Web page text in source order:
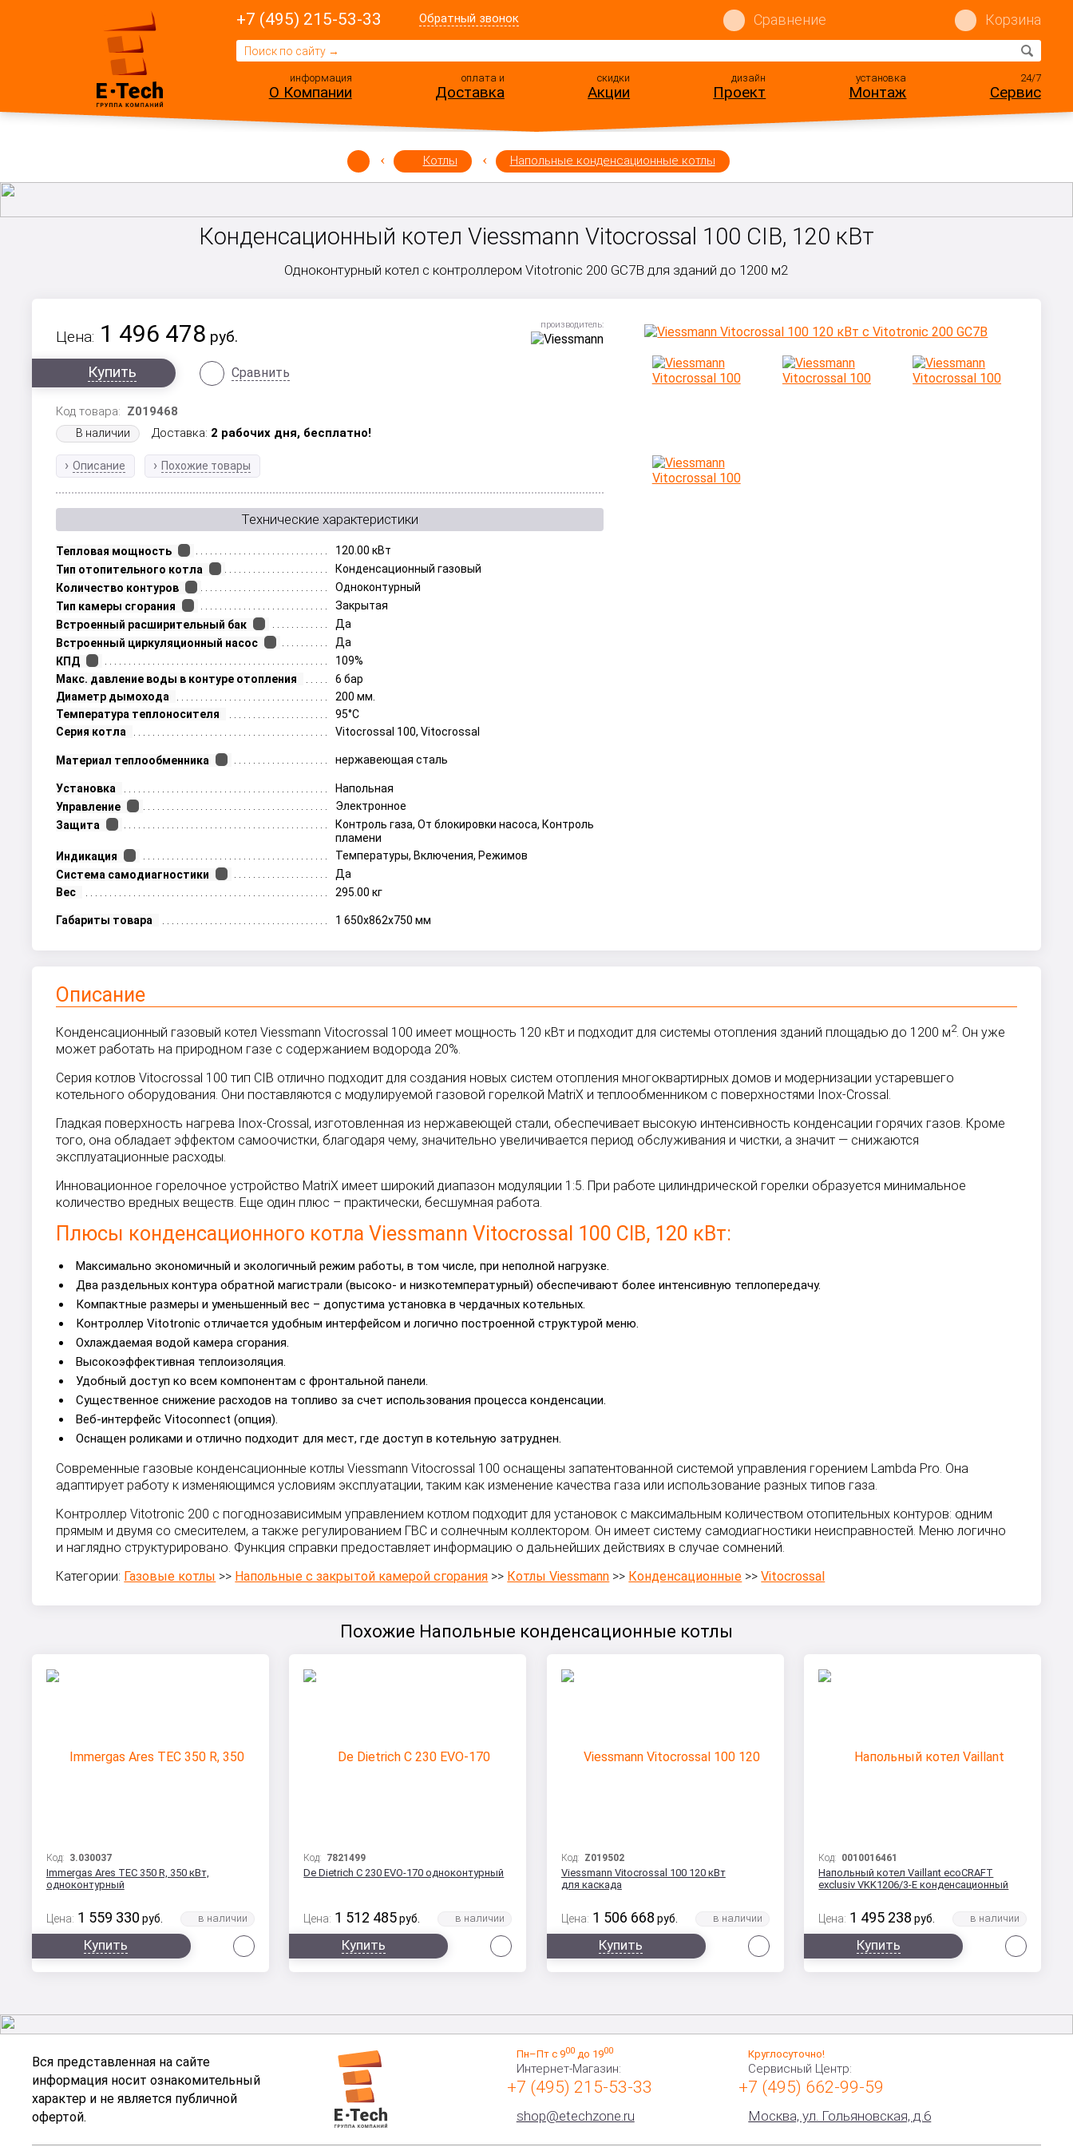
+7 (495) 215-53-33 Обратный звонок Сравнение Корзина
информация
О Компании
оплата и
Доставка
скидки
Акции
дизайн
Проект
установка
Монтаж
24/7
Сервис
Котлы Напольные конденсационные котлы
Конденсационный котел Viessmann Vitocrossal 100 CIB, 120 кВт
Одноконтурный котел с контроллером Vitotronic 200 GC7B для зданий до 1200 м2
Цена: 1 496 478 руб.
Купить
Сравнить
Код товара: Z019468
В наличии Доставка: 2 рабочих дня, бесплатно!
Описание Похожие товары
Технические характеристики
Тепловая мощность
120.00 кВт
Тип отопительного котла
Конденсационный газовый
Количество контуров
Одноконтурный
Тип камеры сгорания
Закрытая
Встроенный расширительный бак
Да
Встроенный циркуляционный насос
Да
КПД
109%
Макс. давление воды в контуре отопления
6 бар
Диаметр дымохода
200 мм.
Температура теплоносителя
95°С
Серия котла
Vitocrossal 100, Vitocrossal
Материал теплообменника нержавеющая сталь
Установка
Напольная
Управление
Электронное
Защита
Контроль газа, От блокировки насоса, Контроль
пламени
Индикация
Температуры, Включения, Режимов
Система самодиагностики
Да
Вес
295.00 кг
Габариты товара 1 650x862x750 мм
Описание
Конденсационный газовый котел Viessmann Vitocrossal 100 имеет мощность 120 кВт и подходит для системы отопления зданий площадью до 1200 м2. Он уже
может работать на природном газе с содержанием водорода 20%.
Серия котлов Vitocrossal 100 тип CIB отлично подходит для создания новых систем отопления многоквартирных домов и модернизации устаревшего
котельного оборудования. Они поставляются с модулируемой газовой горелкой MatriX и теплообменником с поверхностями Inox-Crossal.
Гладкая поверхность нагрева Inox-Crossal, изготовленная из нержавеющей стали, обеспечивает высокую интенсивность конденсации горячих газов. Кроме
того, она обладает эффектом самоочистки, благодаря чему, значительно увеличивается период обслуживания и чистки, а значит — снижаются
эксплуатационные расходы.
Инновационное горелочное устройство MatriX имеет широкий диапазон модуляции 1:5. При работе цилиндрической горелки образуется минимальное
количество вредных веществ. Еще один плюс – практически, бесшумная работа.
Плюсы конденсационного котла Viessmann Vitocrossal 100 CIB, 120 кВт:
Максимально экономичный и экологичный режим работы, в том числе, при неполной нагрузке.
Два раздельных контура обратной магистрали (высоко- и низкотемпературный) обеспечивают более интенсивную теплопередачу.
Компактные размеры и уменьшенный вес – допустима установка в чердачных котельных.
Контроллер Vitotronic отличается удобным интерфейсом и логично построенной структурой меню.
Охлаждаемая водой камера сгорания.
Высокоэффективная теплоизоляция.
Удобный доступ ко всем компонентам с фронтальной панели.
Существенное снижение расходов на топливо за счет использования процесса конденсации.
Веб-интерфейс Vitoconnect (опция).
Оснащен роликами и отлично подходит для мест, где доступ в котельную затруднен.
Современные газовые конденсационные котлы Viessmann Vitocrossal 100 оснащены запатентованной системой управления горением Lambda Pro. Она
адаптирует работу к изменяющимся условиям эксплуатации, таким как изменение качества газа или использование разных типов газа.
Контроллер Vitotronic 200 с погоднозависимым управлением котлом подходит для установок с максимальным количеством отопительных контуров: одним
прямым и двумя со смесителем, а также регулированием ГВС и солнечным коллектором. Он имеет систему самодиагностики неисправностей. Меню логично
и наглядно структурировано. Функция справки предоставляет информацию о дальнейших действиях в случае сомнений.
Категории: Газовые котлы >> Напольные с закрытой камерой сгорания >> Котлы Viessmann >> Конденсационные >>Vitocrossal
Похожие Напольные конденсационные котлы
Код: 3.030037
Immergas Ares TEC 350 R, 350 кВт,
одноконтурный
Цена: 1 559 330 руб.
Купить
Код: 7821499
De Dietrich C 230 EVO-170 одноконтурный
Цена: 1 512 485 руб.
Купить
Код: Z019502
Viessmann Vitocrossal 100 120 кВт
для каскада
Цена: 1 506 668 руб.
Купить
Код: 0010016461
Напольный котел Vaillant ecoCRAFT
exclusiv VKK1206/3-E конденсационный
Цена: 1 495 238 руб.
Купить
Вся представленная на сайте
информация носит ознакомительный
характер и не является публичной
офертой.
Пн–Пт с 900до 1900
Интернет-Магазин:
+7 (495) 215-53-33
shop@etechzone.ru
Круглосуточно!
Сервисный Центр:
+7 (495) 662-99-59
Москва, ул. Гольяновская, д.6